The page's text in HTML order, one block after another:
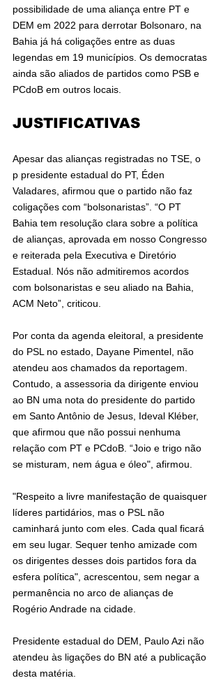
possibilidade de uma aliança entre PT e
DEM em 2022 para derrotar Bolsonaro, na
Bahia já há coligações entre as duas
legendas em 19 municípios. Os democratas
ainda são aliados de partidos como PSB e
PCdoB em outros locais.
JUSTIFICATIVAS
Apesar das alianças registradas no TSE, o
p presidente estadual do PT, Éden
Valadares, afirmou que o partido não faz
coligações com “bolsonaristas”. “O PT
Bahia tem resolução clara sobre a política
de alianças, aprovada em nosso Congresso
e reiterada pela Executiva e Diretório
Estadual. Nós não admitiremos acordos
com bolsonaristas e seu aliado na Bahia,
ACM Neto”, criticou.
Por conta da agenda eleitoral, a presidente
do PSL no estado, Dayane Pimentel, não
atendeu aos chamados da reportagem.
Contudo, a assessoria da dirigente enviou
ao BN uma nota do presidente do partido
em Santo Antônio de Jesus, Ideval Kléber,
que afirmou que não possui nenhuma
relação com PT e PCdoB. “Joio e trigo não
se misturam, nem água e óleo", afirmou.
"Respeito a livre manifestação de quaisquer
líderes partidários, mas o PSL não
caminhará junto com eles. Cada qual ficará
em seu lugar. Sequer tenho amizade com
os dirigentes desses dois partidos fora da
esfera política", acrescentou, sem negar a
permanência no arco de alianças de
Rogério Andrade na cidade.
Presidente estadual do DEM, Paulo Azi não
atendeu às ligações do BN até a publicação
desta matéria.